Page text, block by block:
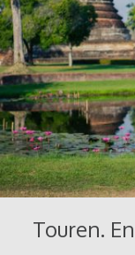
Touren.